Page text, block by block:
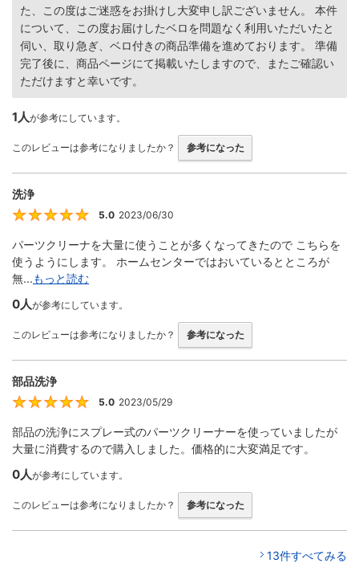
た、この度はご迷惑をお掛けし大変申し訳ございません。 本件
について、この度お届けしたベロを問題なく利用いただいたと
伺い、取り急ぎ、ベロ付きの商品準備を進めております。 準備
完了後に、商品ページにて掲載いたしますので、またご確認い
ただけますと幸いです。
1人が参考にしています。
このレビューは参考になりましたか？ 参考になった
洗浄
5
5.0 2023/06/30
パーツクリーナを大量に使うことが多くなってきたので こちらを
使うようにします。 ホームセンターではおいているとところが
無...もっと読む
0人が参考にしています。
このレビューは参考になりましたか？ 参考になった
部品洗浄
5
5.0 2023/05/29
部品の洗浄にスプレー式のパーツクリーナーを使っていましたが
大量に消費するので購入しました。価格的に大変満足です。
0人が参考にしています。
このレビューは参考になりましたか？ 参考になった
13件すべてみる